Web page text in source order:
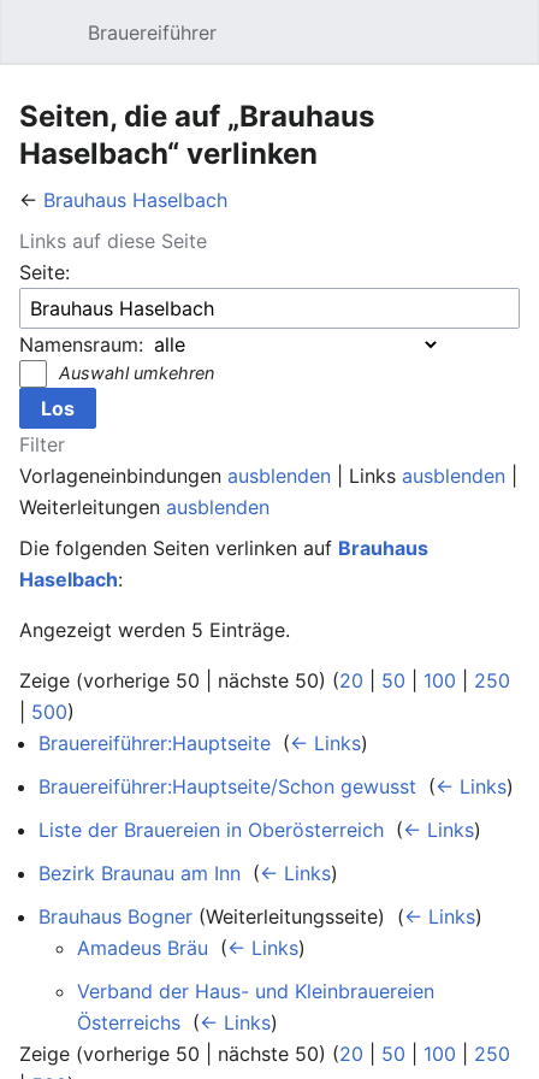
Brauereiführer
Seiten, die auf „Brauhaus
Haselbach“ verlinken
← Brauhaus Haselbach
Links auf diese Seite
Seite:
Namensraum:
Auswahl umkehren
Filter
Vorlageneinbindungen ausblenden | Links ausblenden
Weiterleitungen ausblenden
Die folgenden Seiten verlinken auf Brauhaus
Haselbach:
Angezeigt werden 5 Einträge.
Zeige (vorherige 50 | nächste 50) (20 50 100
250
500)
Brauereiführer:Hauptseite (← Links)
Brauereiführer:Hauptseite/Schon gewusst (← Links)
Liste der Brauereien in Oberösterreich (← Links)
Bezirk Braunau am Inn (← Links)
Brauhaus Bogner (Weiterleitungsseite) ‎ (← Links)
Amadeus Bräu (← Links)
Verband der Haus- und Kleinbrauereien
Österreichs (← Links)
Zeige (vorherige 50 | nächste 50) (20 50 100
250